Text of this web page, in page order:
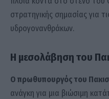
στρατηγικής σημασίας για
υδρογονανθράκων.
Η μεσολάβηση του
Ο πρωθυπουργός του
ανάγκη για μια βιώσιμη